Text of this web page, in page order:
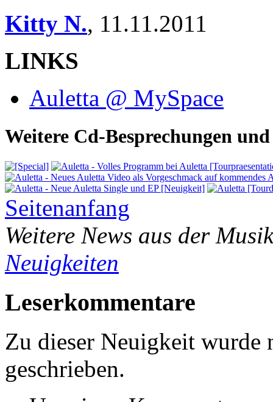
Kitty N., 11.11.2011
LINKS
Auletta @ MySpace
Weitere Cd-Besprechungen
Seitenanfang
Weitere News aus der
Neuigkeiten
Leserkommentare
Zu dieser Neuigkeit wurde
geschrieben.